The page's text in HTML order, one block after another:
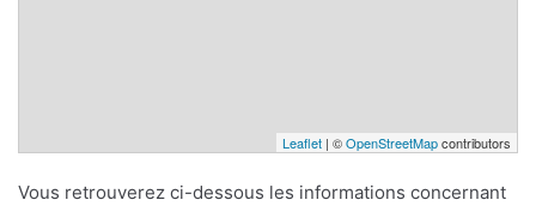
Leaflet | ©OpenStreetMapcontributors
Vous retrouverez ci-dessous les informations concernant